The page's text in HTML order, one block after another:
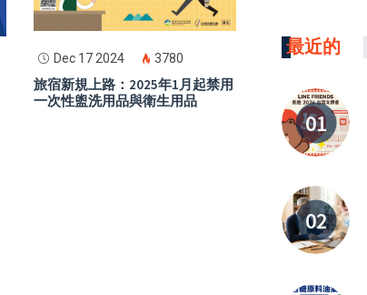
Dec 17 2024 3780
旅宿新規上路：2025年1月起禁用
一次性盥洗用品與衛生用品
最近的